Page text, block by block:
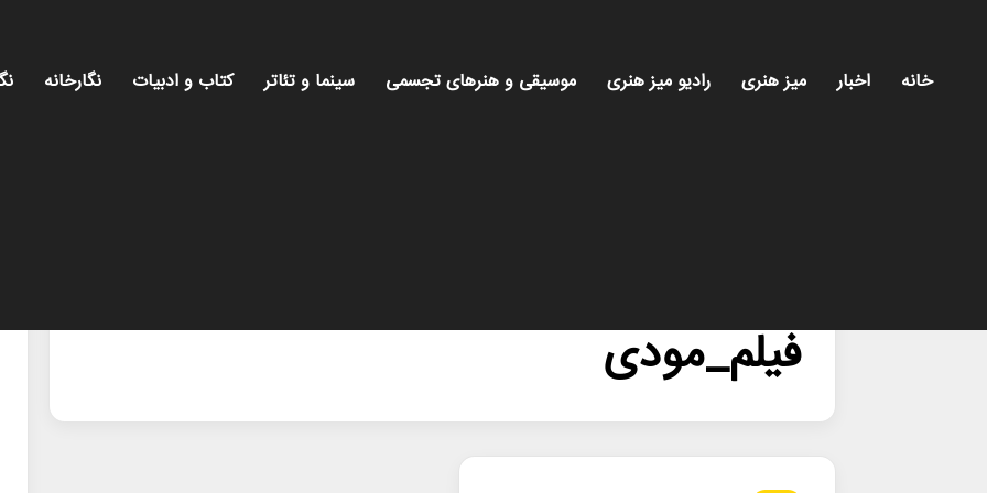
خانه اخبار میز هنری رادیو میز هنری موسیقی و هنرهای تجسمی سینما و تئاتر کتاب و ادبیات نگارخانه
فیلم_مودی